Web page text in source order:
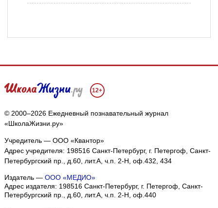
12+
© 2000–2026 Ежедневный познавательный журнал
«ШколаЖизни.ру»
Учредитель — ООО «Квантор»
Адрес учредителя: 198516 Санкт-Петербург, г. Петергоф, Санкт-
Петербургский пр., д.60, лит.А, ч.п. 2-Н, оф.432, 434
Издатель — ООО «МЕДИО»
Адрес издателя: 198516 Санкт-Петербург, г. Петергоф, Санкт-
Петербургский пр., д.60, лит.А, ч.п. 2-Н, оф.440